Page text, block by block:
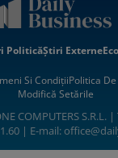
PoliticăȘtiri Externe
Si CondițiiPolitica
Modifică Setările
COMPUTERS S.R.L.
| E-mail: